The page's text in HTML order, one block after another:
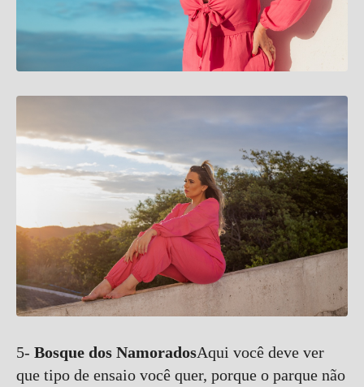
5- Bosque dos NamoradosAqui você deve ver
que tipo de ensaio você quer, porque o parque não